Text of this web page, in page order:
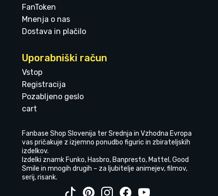
FanToken
Mnenja o nas
Dostava in plačilo
Uporabniški račun
Vstop
Registracija
Pozabljeno geslo
cart
Fanbase Shop Slovenija ter Srednja in Vzhodna Evropa
vas pričakuje z izjemno ponudbo figuric in zbirateljskih
izdelkov.
Izdelki znamk Funko, Hasbro, Banpresto, Mattel, Good
Smile in mnogih drugih – za ljubitelje animejev, filmov,
serij, risank.